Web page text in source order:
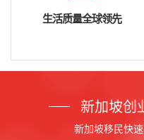
生活质量全球领先
新加坡创
新加坡移民快